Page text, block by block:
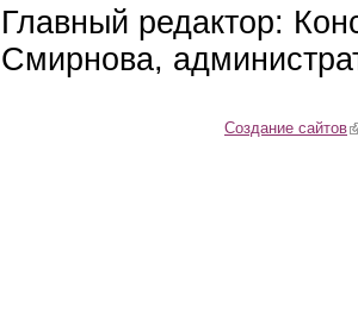
Главный редактор:
Смирнова,
Создание сайтов